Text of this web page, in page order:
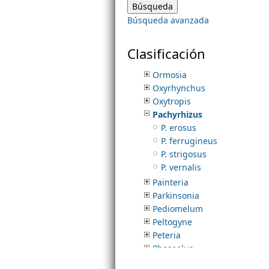
m
e
n
u
Búsqueda avanzada
Clasificación
Neltuma
Neptunia
Olneya
Orbexilum
Ormosia
Oxyrhynchus
Oxytropis
Pachyrhizus
P. erosus
P. ferrugineus
P. strigosus
P. vernalis
Painteria
Parkinsonia
Pediomelum
Peltogyne
Peteria
Phaseolus